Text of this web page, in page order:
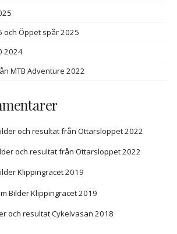
och Öppet spår 2025
2024
MTB Adventure 2022
och resultat från Ottarsloppet 2022
och resultat från Ottarsloppet 2022
Klippingracet 2019
Bilder Klippingracet 2019
och resultat Cykelvasan 2018